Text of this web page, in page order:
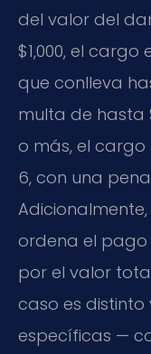
del valor del
$1,000, el cargo
que conlleva
multa de hasta
o más, el cargo
6, con una
ordena el pago
por el valor
caso es distinto
específicas —